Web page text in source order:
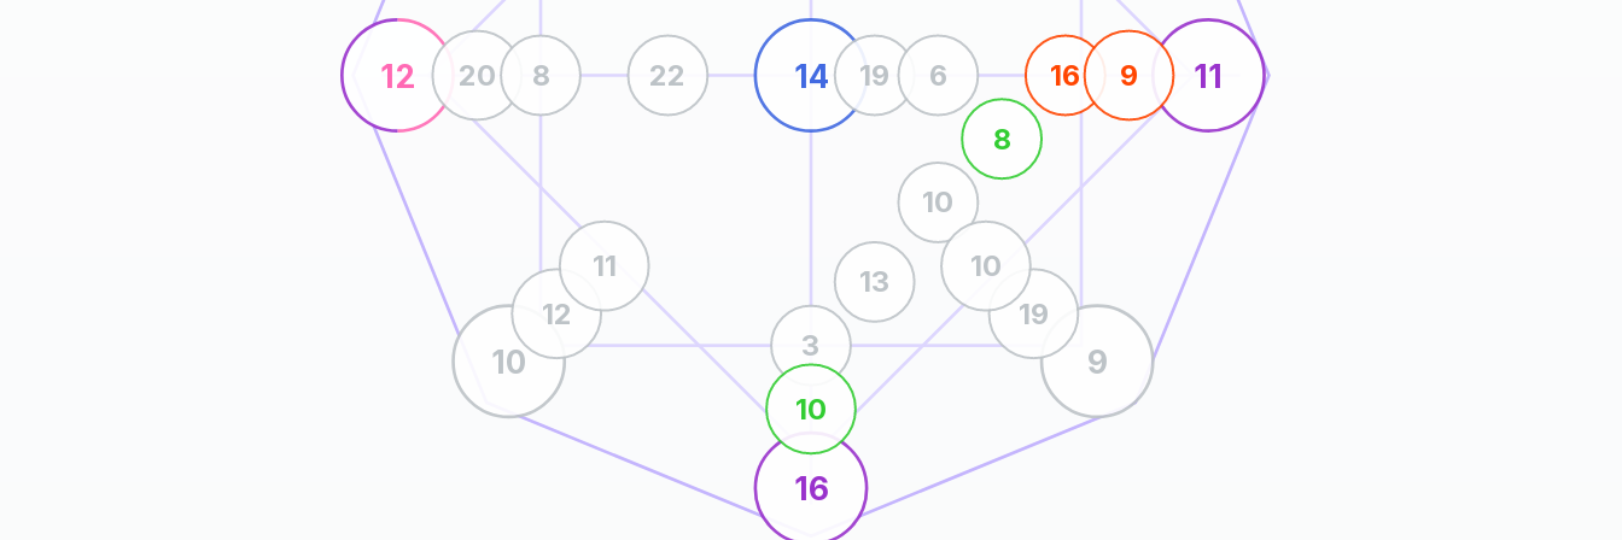
12 11
16
14
10 9
3
13
10
8
16
20 9
10
8 19 6
22
12
11
19
10